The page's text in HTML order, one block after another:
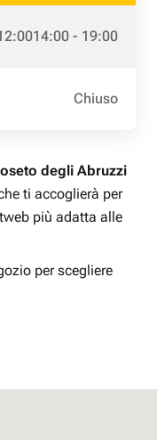
14:00 - 19:00
Chiuso
degli Abruzzi
ti accoglierà per
più adatta alle
per scegliere